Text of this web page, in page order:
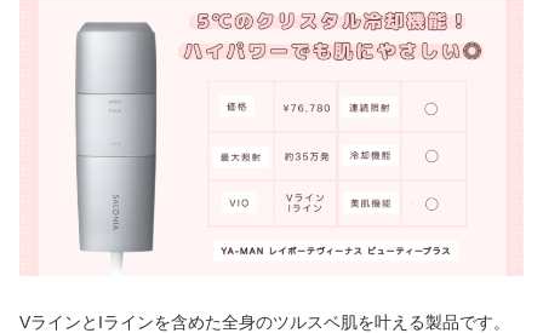
VラインとIラインを含めた全身のツルスベ肌を叶える製品です。